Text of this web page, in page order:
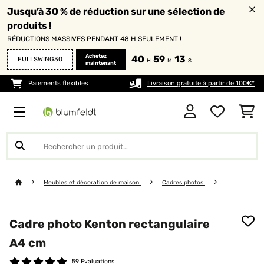
Jusqu’à 30 % de réduction sur une sélection de
produits !
RÉDUCTIONS MASSIVES PENDANT 48 H SEULEMENT !
FULLSWING30
Achetez
maintenant
40 H 59 M 12 S
Paiements flexibles Livraison gratuite à partir de 100€*
Meubles et décoration de maison Cadres photos
Cadre photo Kenton rectangulaire
A4 cm
59 Evaluations